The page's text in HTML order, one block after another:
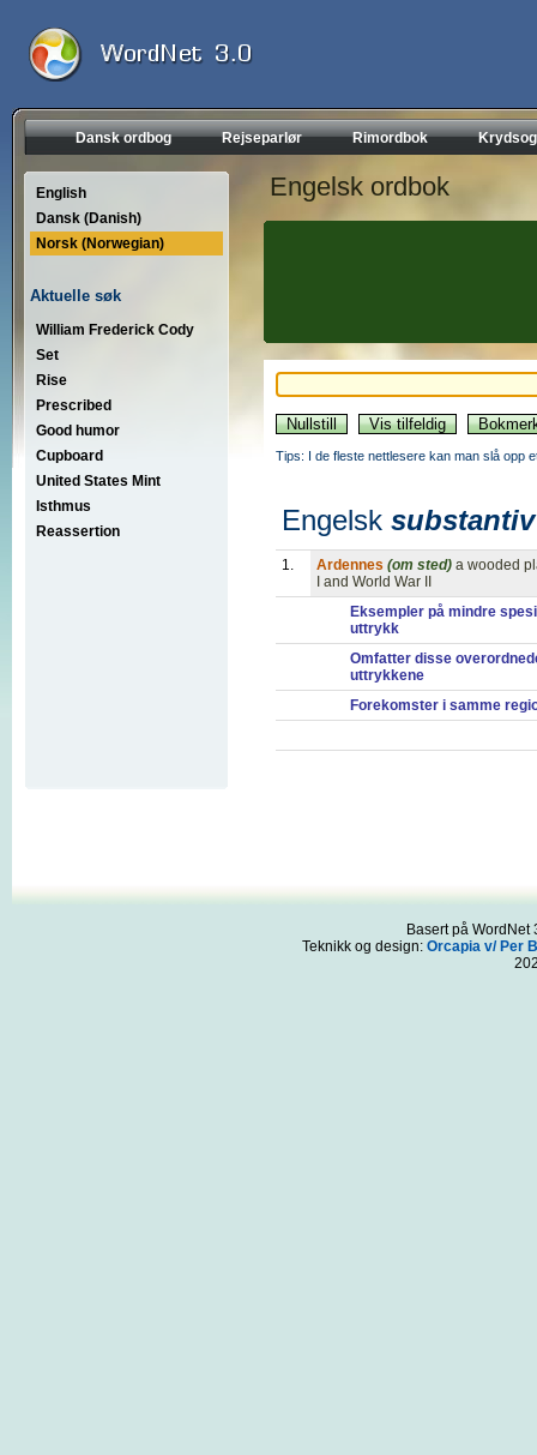
Dansk ordbog Rejseparlør Rimordbok
English
Dansk (Danish)
Norsk (Norwegian)
Aktuelle søk
William Frederick Cody
Set
Rise
Prescribed
Good humor
Cupboard
United States Mint
Isthmus
Reassertion
Engelsk ordbok
Tips: I de fleste nettlesere kan man slå opp
Engelsk substantiv
1. Ardennes (om sted) a wooded
I and World War II
Eksempler på mindre
uttrykk
Omfatter disse
uttrykkene
Forekomster i samme
Basert på
Teknikk og design: Orcapia v/ Per